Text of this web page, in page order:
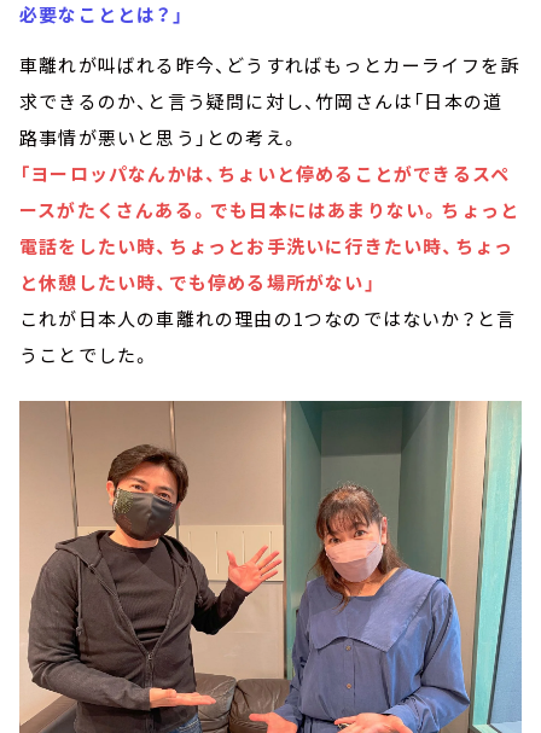
必要なこととは？」
車離れが叫ばれる昨今、どうすればもっとカーライフを訴
求できるのか、と言う疑問に対し、竹岡さんは「日本の道
路事情が悪いと思う」との考え。
「ヨーロッパなんかは、ちょいと停めることができるスペ
ースがたくさんある。でも日本にはあまりない。ちょっと
電話をしたい時、ちょっとお手洗いに行きたい時、ちょっ
と休憩したい時、でも停める場所がない」
これが日本人の車離れの理由の1つなのではないか？と言
うことでした。